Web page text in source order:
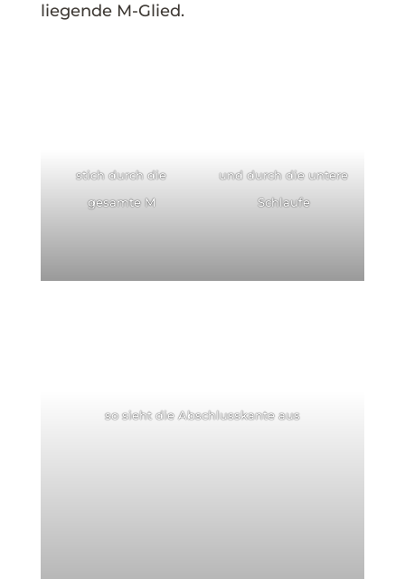
liegende M-Glied.
stich durch die
gesamte M
und durch die untere
Schlaufe
so sieht die Abschlusskante aus